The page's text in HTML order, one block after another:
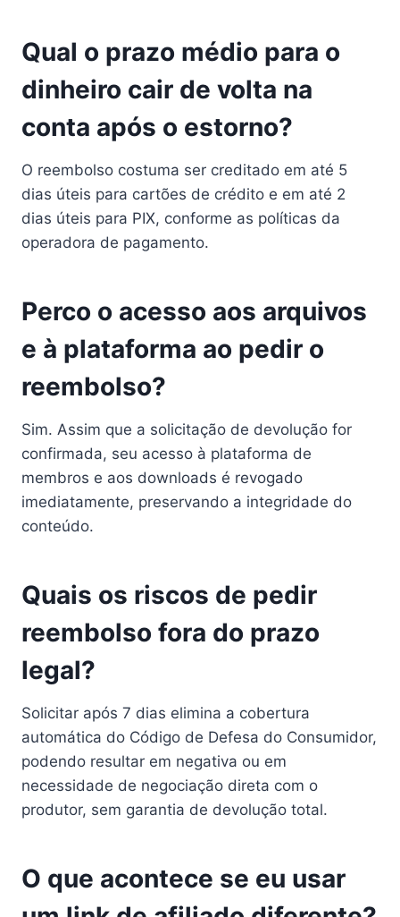
Qual o prazo médio para o
dinheiro cair de volta na
conta após o estorno?
O reembolso costuma ser creditado em até 5
dias úteis para cartões de crédito e em até 2
dias úteis para PIX, conforme as políticas da
operadora de pagamento.
Perco o acesso aos arquivos
e à plataforma ao pedir o
reembolso?
Sim. Assim que a solicitação de devolução for
confirmada, seu acesso à plataforma de
membros e aos downloads é revogado
imediatamente, preservando a integridade do
conteúdo.
Quais os riscos de pedir
reembolso fora do prazo
legal?
Solicitar após 7 dias elimina a cobertura
automática do Código de Defesa do Consumidor,
podendo resultar em negativa ou em
necessidade de negociação direta com o
produtor, sem garantia de devolução total.
O que acontece se eu usar